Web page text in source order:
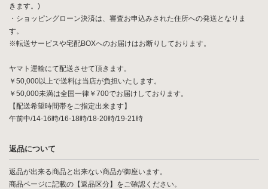
きます。)
・ショッピングローン決済は、審査お申込みされた住所への発送となりま
す。
※転送サービスや宅配BOXへのお届けはお断りしております。
ヤマト運輸にて配送させて頂きます。
￥50,000以上で送料は当店が負担いたします。
￥50,000未満は全国一律￥700でお届けしております。
【配送希望時間帯をご指定出来ます】
午前中/14-16時/16-18時/18-20時/19-21時
返品について
返品が出来る商品と出来ない商品が御座います。
商品ページに記載の【返品区分】をご確認ください。